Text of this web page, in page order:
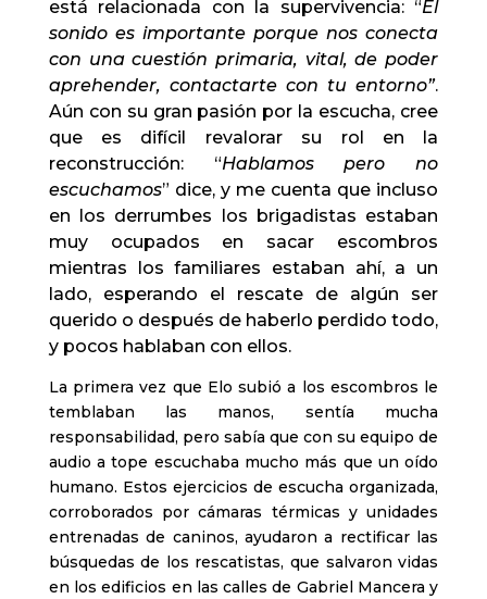
está relacionada con la supervivencia: “El
sonido es importante porque nos conecta
con una cuestión primaria, vital, de poder
aprehender, contactarte con tu entorno”.
Aún con su gran pasión por la escucha, cree
que es difícil revalorar su rol en la
reconstrucción: “Hablamos pero no
escuchamos” dice, y me cuenta que incluso
en los derrumbes los brigadistas estaban
muy ocupados en sacar escombros
mientras los familiares estaban ahí, a un
lado, esperando el rescate de algún ser
querido o después de haberlo perdido todo,
y pocos hablaban con ellos.
La primera vez que Elo subió a los escombros le
temblaban las manos, sentía mucha
responsabilidad, pero sabía que con su equipo de
audio a tope escuchaba mucho más que un oído
humano. Estos ejercicios de escucha organizada,
corroborados por cámaras térmicas y unidades
entrenadas de caninos, ayudaron a rectificar las
búsquedas de los rescatistas, que salvaron vidas
en los edificios en las calles de Gabriel Mancera y